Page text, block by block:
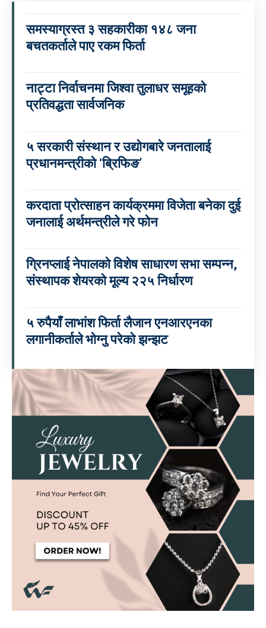
समस्याग्रस्त ३ सहकारीका १४८ जना
बचतकर्ताले पाए रकम फिर्ता
नाट्टा निर्वाचनमा जिश्वा तुलाधर समूहको
प्रतिवद्धता सार्वजनिक
५ सरकारी संस्थान र उद्योगबारे जनतालाई
प्रधानमन्त्रीको ‘ब्रिफिङ’
करदाता प्रोत्साहन कार्यक्रममा विजेता बनेका दुई
जनालाई अर्थमन्त्रीले गरे फोन
ग्रिनप्लाई नेपालको विशेष साधारण सभा सम्पन्न,
संस्थापक शेयरको मूल्य २२५ निर्धारण
५ रुपैयाँ लाभांश फिर्ता लैजान एनआरएनका
लगानीकर्ताले भोग्नु परेको झन्झट